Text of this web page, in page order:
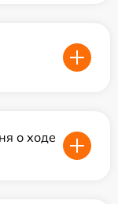
о ходе